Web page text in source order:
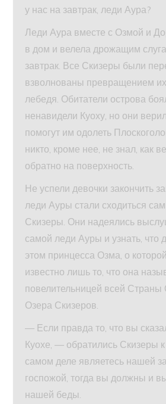
у нас на завтрак, леди Аура?
Леди Аура вместе с Озмой и
в дом и велела дрожащим
завтрак. Все Скизеры были
взволнованы превращением
лебедя. Обитатели острова
ненавидели Куоху, но они
помогут им одолеть
никто, кроме нее, не знал, как
обратно на поверхность.
Не успели девочки закончить
леди Ауры стали сходиться
Скизеры. Они надеялись
самой леди Ауры и узнать, что
этом принцесса Озма, о
известно лишь то, что она
повелительницей всей Страны
Озера Скизеров.
— Если правда то, что вы
Куохе, — обратились Скизеры
самом деле являетесь нашей
госпожой, тогда вы должны и
нашей беды.